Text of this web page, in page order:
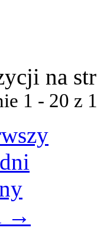
na
1 - 20 z
→